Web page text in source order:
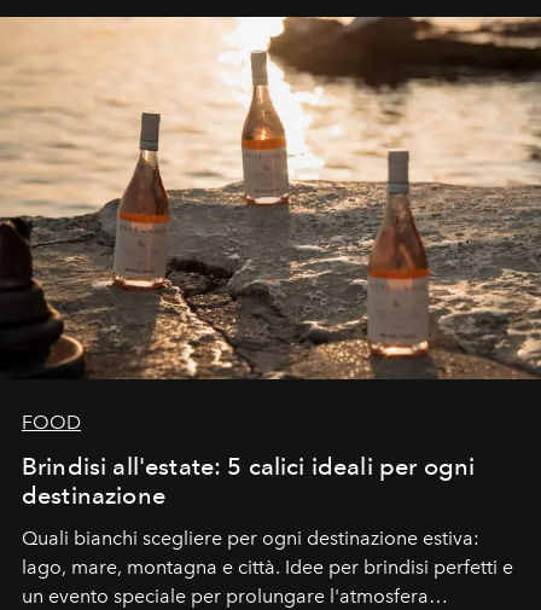
FOOD
Brindisi all'estate: 5 calici ideali per ogni
destinazione
Quali bianchi scegliere per ogni destinazione estiva:
lago, mare, montagna e città. Idee per brindisi perfetti e
un evento speciale per prolungare l'atmosfera